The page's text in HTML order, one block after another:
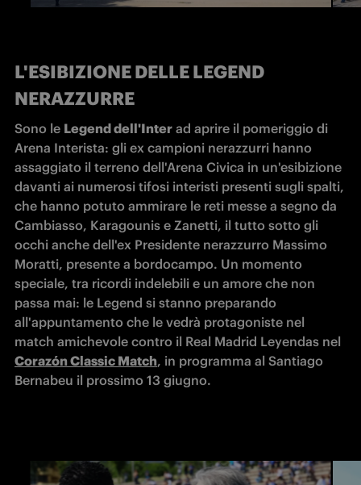
L'ESIBIZIONE DELLE LEGEND
NERAZZURRE
Sono le Legend dell'Inter ad aprire il pomeriggio di
Arena Interista: gli ex campioni nerazzurri hanno
assaggiato il terreno dell'Arena Civica in un'esibizione
davanti ai numerosi tifosi interisti presenti sugli spalti,
che hanno potuto ammirare le reti messe a segno da
Cambiasso, Karagounis e Zanetti, il tutto sotto gli
occhi anche dell'ex Presidente nerazzurro Massimo
Moratti, presente a bordocampo. Un momento
speciale, tra ricordi indelebili e un amore che non
passa mai: le Legend si stanno preparando
all'appuntamento che le vedrà protagoniste nel
Corazón Classic Match, in programma al Santiago
Bernabeu il prossimo 13 giugno.